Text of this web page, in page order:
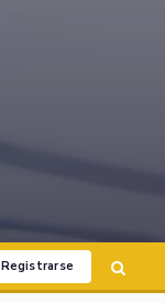
Registrarse